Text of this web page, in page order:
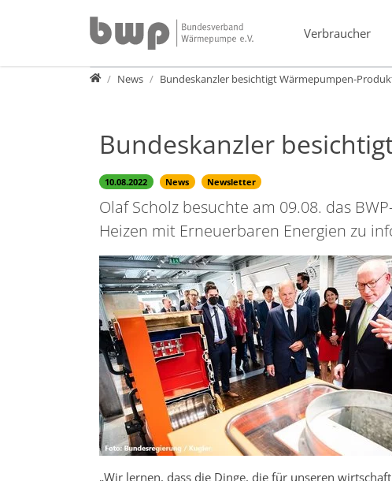
Verbraucher
PresseNews Bundeskanzler besichtigt Wärmepumpen-
Bundeskanzler
10.08.2022 News Newsletter
Olaf Scholz besuchte am 09.08. das
Heizen mit Erneuerbaren Energien zu
„Wir lernen, dass die Dinge, die für unseren